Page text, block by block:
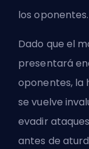
los oponentes.
Dado que el
presentará
oponentes, la
se vuelve
evadir
antes de